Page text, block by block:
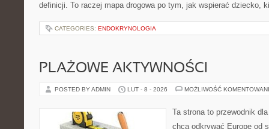
definicji. To raczej mapa drogowa po tym, jak wspierać dziecko,
CATEGORIES: ENDOKRYNOLOGIA
PLAŻOWE AKTYWNOŚCI
POSTED BY ADMIN LUT - 8 - 2026 MOŻLIWOŚĆ
Ta strona to przewodnik
chcą odkrywać Europę od